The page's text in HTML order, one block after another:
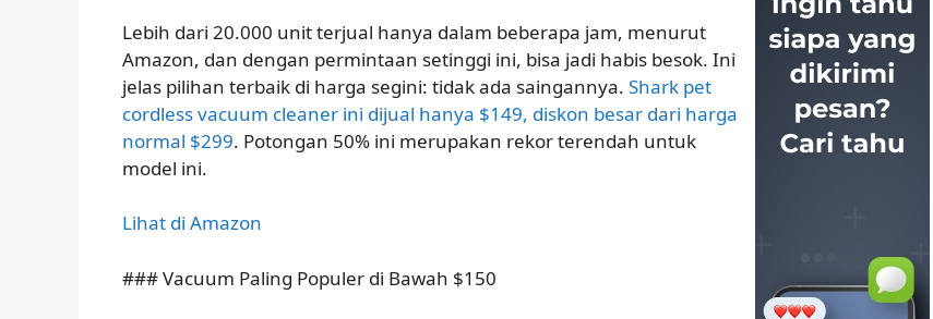
Lebih dari 20.000 unit terjual hanya dalam beberapa jam, menurut
Amazon, dan dengan permintaan setinggi ini, bisa jadi habis besok. Ini
jelas pilihan terbaik di harga segini: tidak ada saingannya. Shark pet
cordless vacuum cleaner ini dijual hanya $149, diskon besar dari harga
normal $299. Potongan 50% ini merupakan rekor terendah untuk
model ini.
Lihat di Amazon
### Vacuum Paling Populer di Bawah $150